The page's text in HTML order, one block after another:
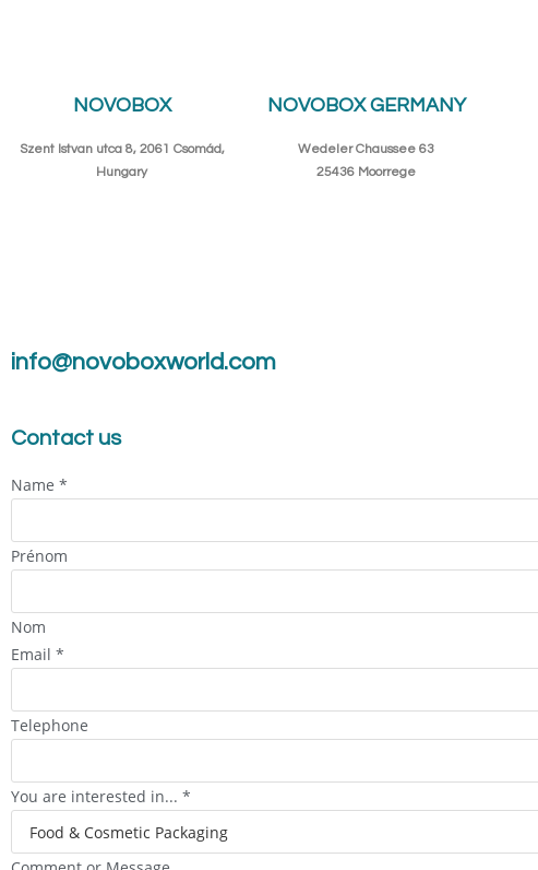
NOVOBOX
Szent Istvan utca 8, 2061 Csomád,
Hungary
NOVOBOX GERMANY
Wedeler Chaussee 63
25436 Moorrege
info@novoboxworld.com
Contact us
Name *
Prénom
Nom
Email *
Telephone
You are interested in... *